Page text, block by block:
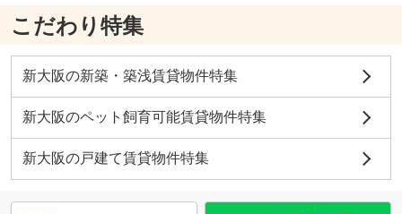
こだわり特集
新大阪の新築・築浅賃貸物件特集
新大阪のペット飼育可能賃貸物件特集
新大阪の戸建て賃貸物件特集